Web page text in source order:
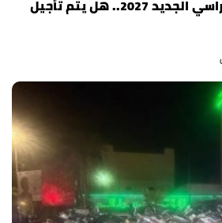
موعد بداية العام الدراسي الجديد 2027.. هل يتم تأجيل